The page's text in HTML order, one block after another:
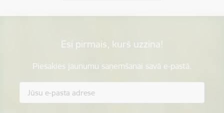
Esi pirmais, kurš uzzina!
Piesakies jaunumu saņemšanai savā e-pastā.